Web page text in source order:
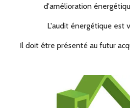
d'amélioration
L'audit énergétique est
Il doit être présenté au futur